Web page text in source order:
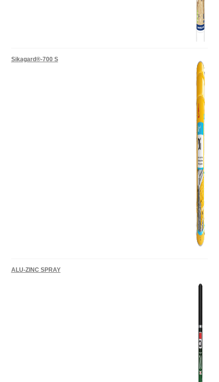
Sikagard®-700 S
ALU-ZINC SPRAY